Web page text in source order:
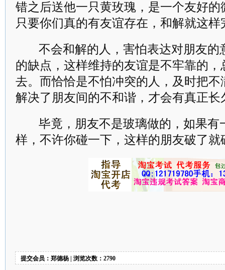
错之后送他一只黄玫瑰，是一个友好的
只要你们真的有友谊存在，和解就这样
不会和解的人，害怕表达对朋友的
的缺点，这样维持的友谊是不牢靠的
去。而恰恰是不怕冲突的人，及时把
解决了朋友间的不和谐，才会有真正长
毕竟，朋友不是玻璃做的，如果有
样，不许你碰一下，这样的朋友破了就
提交会员：郑德杨 | 浏览次数：2790